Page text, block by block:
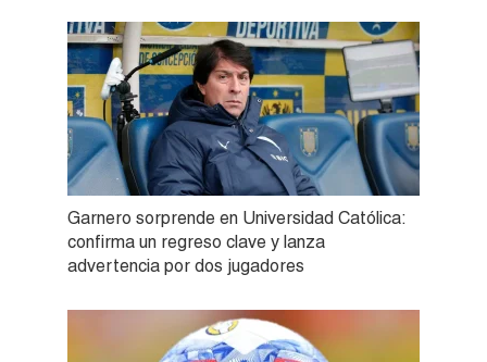
Garnero sorprende en Universidad Católica:
confirma un regreso clave y lanza
advertencia por dos jugadores